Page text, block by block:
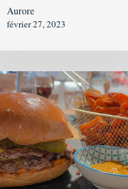
Aurore
février 27, 2023